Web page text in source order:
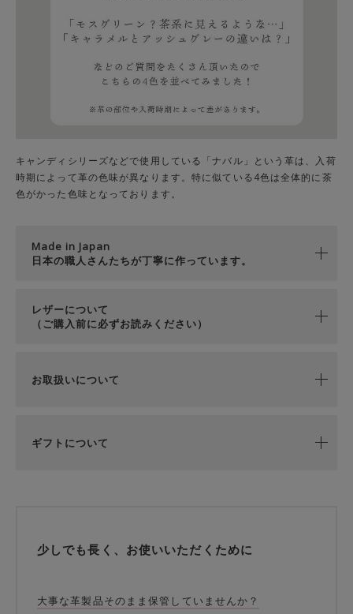
キャンディシリーズなどで使用している「ナバル」という革は、入荷
時期によって革の色味が異なります。特に似ている4色は全体的に茶
色がかった色味となっております。
Made in Japan
日本の職人さんたちが丁寧に作っています。
レザーについて
（ご購入前に必ずお読みください）
お取扱いについて
ギフトについて
少しでも長く、お使いいただくために
大事な革製品そのまま保管していませんか？